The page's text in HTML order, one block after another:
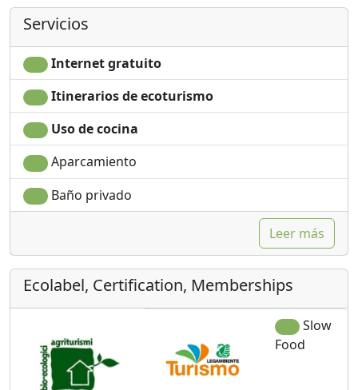
Servicios
Internet gratuito
Itinerarios de ecoturismo
Uso de cocina
Aparcamiento
Baño privado
Leer más
Ecolabel, Certification, Memberships
Slow
Food